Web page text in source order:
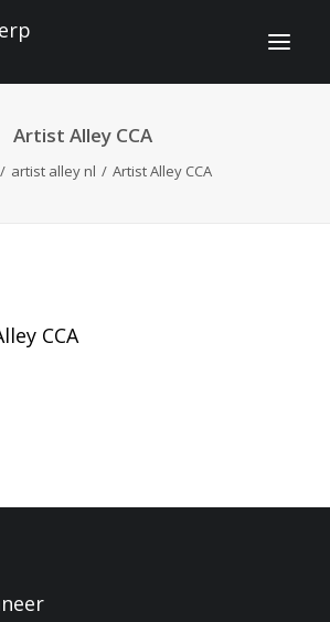
INFO
CONTACT
FRANÇAIS
Artist Alley CCA
artist alley nl Artist Alley CCA